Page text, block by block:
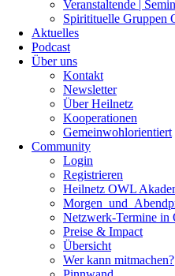
Veranstaltende |
Spiritituelle Gruppen
Aktuelles
Podcast
Über uns
Kontakt
Newsletter
Über Heilnetz
Kooperationen
Gemeinwohlorientiert
Community
Login
Registrieren
Heilnetz OWL
Netzwerk-Termine in
Preise & Impact
Übersicht
Wer kann mitmachen?